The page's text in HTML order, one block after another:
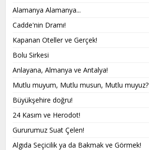
Alamanya Alamanya...
Cadde'nin Dramı!
Kapanan Oteller ve Gerçek!
Bolu Sirkesi
Anlayana, Almanya ve Antalya!
Mutlu muyum, Mutlu musun, Mutlu muyuz?
Büyükşehire doğru!
24 Kasım ve Herodot!
Gururumuz Suat Çelen!
Algıda Seçicilik ya da Bakmak ve Görmek!